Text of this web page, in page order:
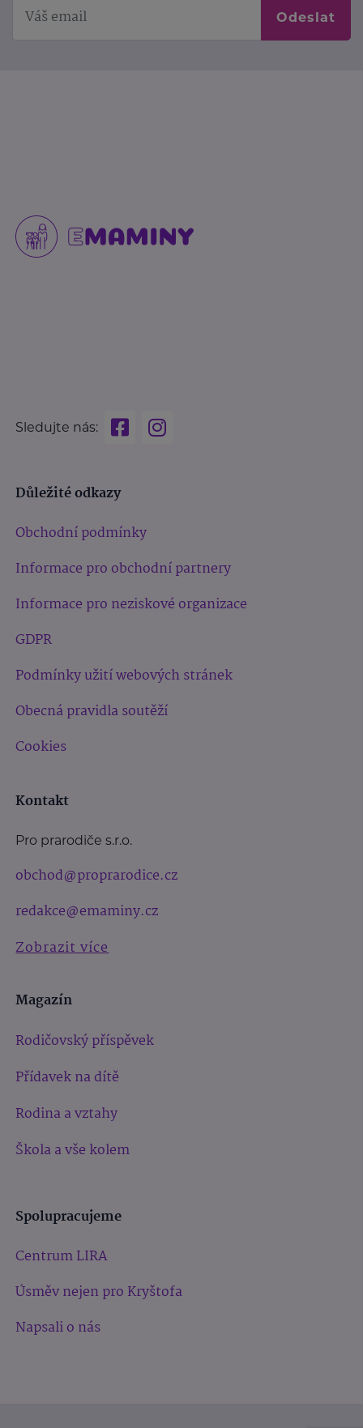
Odeslat
Sledujte nás:
Důležité odkazy
Obchodní podmínky
Informace pro obchodní partnery
Informace pro neziskové organizace
GDPR
Podmínky užití webových stránek
Obecná pravidla soutěží
Cookies
Kontakt
Pro prarodiče s.r.o.
obchod@proprarodice.cz
redakce@emaminy.cz
Zobrazit více
Magazín
Rodičovský příspěvek
Přídavek na dítě
Rodina a vztahy
Škola a vše kolem
Spolupracujeme
Centrum LIRA
Úsměv nejen pro Kryštofa
Napsali o nás